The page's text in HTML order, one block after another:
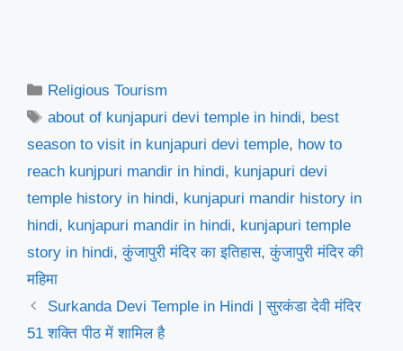
Categories
Religious Tourism
Tags
about of kunjapuri devi temple in hindi, best
season to visit in kunjapuri devi temple, how to
reach kunjpuri mandir in hindi, kunjapuri devi
temple history in hindi, kunjapuri mandir history in
hindi, kunjapuri mandir in hindi, kunjapuri temple
story in hindi,कुंजापुरी मंदिर का इतिहास,कुंजापुरी मंदिर की
महिमा
Surkanda Devi Temple in Hindi | सुरकंडा देवी मंदिर
51 शक्ति पीठ में शामिल है